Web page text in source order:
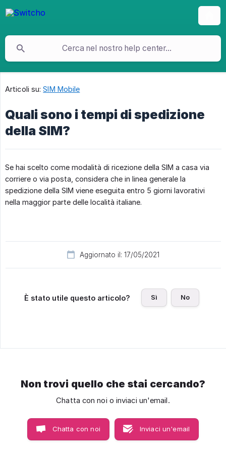
Articoli su: SIM Mobile
Quali sono i tempi di spedizione
della SIM?
Se hai scelto come modalità di ricezione della SIM a casa via
corriere o via posta, considera che in linea generale la
spedizione della SIM viene eseguita entro 5 giorni lavorativi
nella maggior parte delle località italiane.
Aggiornato il: 17/05/2021
È stato utile questo articolo? Sì No
Non trovi quello che stai cercando?
Chatta con noi o inviaci un'email.
Chatta con noi Inviaci un'email